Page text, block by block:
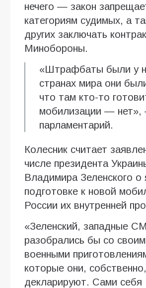
нечего — закон
категориям судимых, а
других заключать
Минобороны.
«Штрафбаты были у
странах мира они
что там кто-то
мобилизации — нет»,
парламентарий.
Колесник считает
числе президента
Владимира Зеленского о
подготовке к новой
России их внутренней
«Зеленский, западные
разобрались бы со
военными
которые они,
декларируют. Сами себя